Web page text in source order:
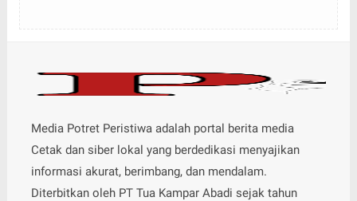
Media Potret Peristiwa adalah portal berita media
Cetak dan siber lokal yang berdedikasi menyajikan
informasi akurat, berimbang, dan mendalam.
Diterbitkan oleh PT Tua Kampar Abadi sejak tahun